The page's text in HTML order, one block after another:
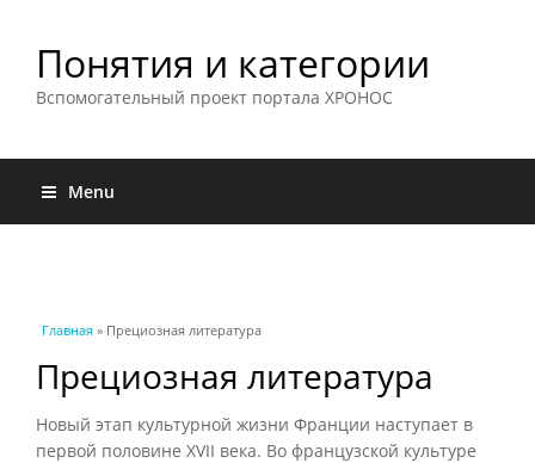
Понятия и категории
Вспомогательный проект портала ХРОНОС
Menu
Вы здесь
Главная » Прециозная литература
Прециозная литература
Новый этап культурной жизни Франции наступает в
первой половине XVII века. Во французской культуре